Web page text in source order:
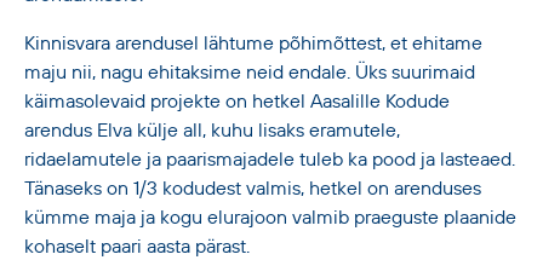
Kinnisvara arendusel lähtume põhimõttest, et ehitame
maju nii, nagu ehitaksime neid endale. Üks suurimaid
käimasolevaid projekte on hetkel Aasalille Kodude
arendus Elva külje all, kuhu lisaks eramutele,
ridaelamutele ja paarismajadele tuleb ka pood ja lasteaed.
Tänaseks on 1/3 kodudest valmis, hetkel on arenduses
kümme maja ja kogu elurajoon valmib praeguste plaanide
kohaselt paari aasta pärast.